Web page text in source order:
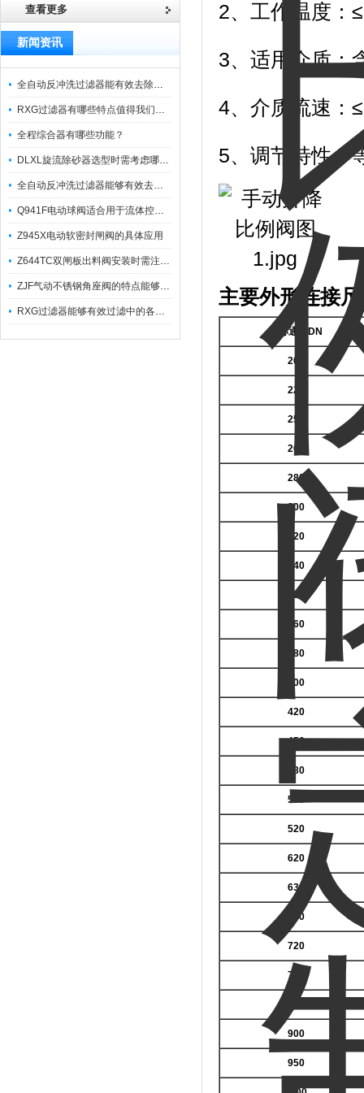
查看更多
新闻资讯
全自动反冲洗过滤器能有效去除过滤介质上的杂质
RXG过滤器有哪些特点值得我们选择？
全程综合器有哪些功能？
DLXL旋流除砂器选型时需考虑哪些因素？
全自动反冲洗过滤器能够有效去除不同粒径的固体杂
Q941F电动球阀适合用于流体控制需要迅速反应的场合
Z945X电动软密封闸阀的具体应用
Z644TC双闸板出料阀安装时需注意哪些事项？
ZJF气动不锈钢角座阀的特点能够稳定地控制介质流量
RXG过滤器能够有效过滤中的各种杂质
2、工作温度：
3、适用介质：
4、介质流速：
5、调节特性：
主要外形连接
公称通径DN
200
220
250
260
280
300
320
340
350
360
380
400
420
450
480
500
520
620
630
680
720
750
900
950